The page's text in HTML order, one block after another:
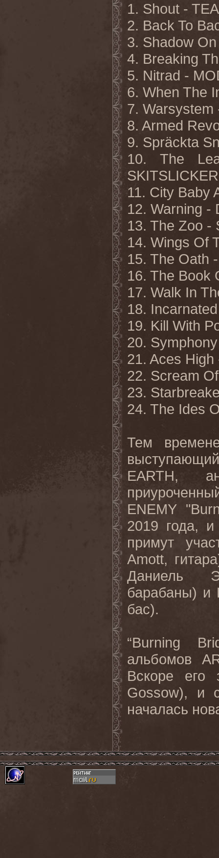
1. Shout -
2. Back To
3. Shadow
4. Breaking
5. Nitrad -
6. When The
7. Warsystem
8. Armed
9. Spräckta
10. The
11. City Baby
12. Warning -
13. The Zoo -
14. Wings Of
15. The Oath
16. The Book
17. Walk In
18.
19. Kill With
20.
21. Aces
22. Scream
23.
24. The Ides
Тем
EARTH,
ENEMY
2019 года,
примут
Amott,
Даниель
барабаны) и
бас).
“Burning
альбомов
Вскоре его
Gossow), и
началась